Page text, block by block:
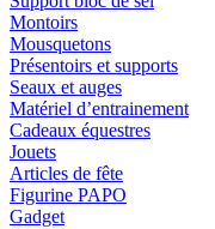
Montoirs
Mousquetons
Présentoirs et supports
Seaux et auges
Matériel d’entrainement
Cadeaux équestres
Jouets
Articles de fête
Figurine PAPO
Gadget